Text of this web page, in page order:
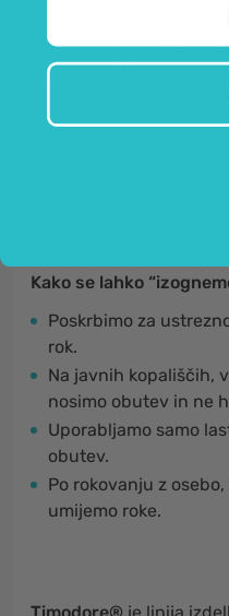
za spopadanje z
bradavice
ob korenu, kar
odpadejo oziroma
Odstranjevalec
Kako se lahko
Poskrbimo za
rok.
Na javnih kopališčih,
nosimo obutev in ne
Uporabljamo samo
obutev.
Po rokovanju z
umijemo roke.